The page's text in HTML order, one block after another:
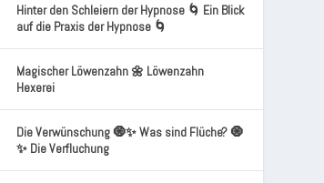
Hinter den Schleiern der Hypnose 🌀 Ein Blick
auf die Praxis der Hypnose 🌀
Magischer Löwenzahn 🌼 Löwenzahn
Hexerei
Die Verwünschung 🧿✨ Was sind Flüche? 🧿
✨ Die Verfluchung